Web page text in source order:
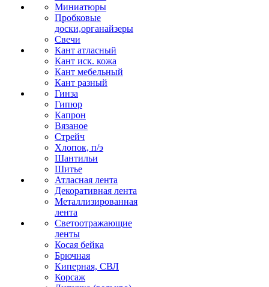
Миниатюры
Пробковые
доски,органайзеры
Свечи
Кант атласный
Кант иск. кожа
Кант мебельный
Кант разный
Гинза
Гипюр
Капрон
Вязаное
Стрейч
Хлопок, п/э
Шантильи
Шитье
Атласная лента
Декоративная лента
Металлизированная
лента
Светоотражающие
ленты
Косая бейка
Брючная
Киперная, СВЛ
Корсаж